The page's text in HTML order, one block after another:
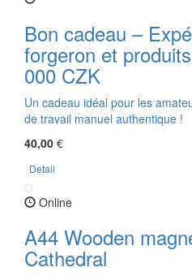
Bon cadeau –
forgeron et
000 CZK
Un cadeau idéal pour les
de travail manuel authentique !
40,00 €
Detail
Online
A44 Wooden
Cathedral